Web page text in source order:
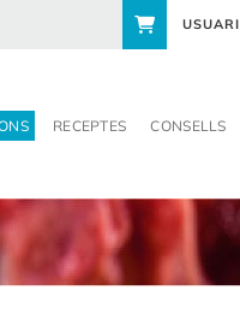
USUARI
RECEPTES CONSELLS